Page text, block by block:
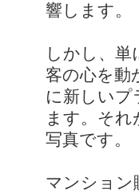
響します。
しかし、単
客の心を動
に新しいプ
ます。そ
写真です。
マンション